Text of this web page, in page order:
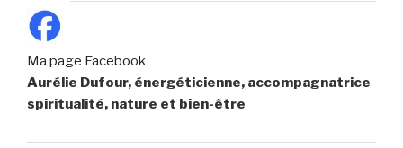
Ma page Facebook
Aurélie Dufour, énergéticienne, accompagnatrice
spiritualité, nature et bien-être